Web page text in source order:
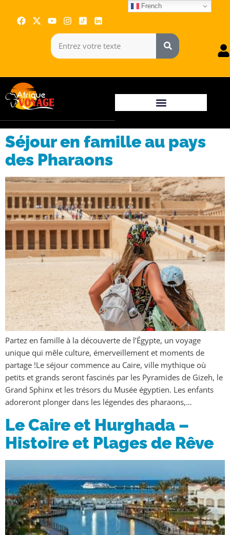
Séjour en famille au pays
des Pharaons
Partez en famille à la découverte de l’Égypte, un voyage
unique qui mêle culture, émerveillement et moments de
partage !Le séjour commence au Caire, ville mythique où
petits et grands seront fascinés par les Pyramides de Gizeh, le
Grand Sphinx et les trésors du Musée égyptien. Les enfants
adoreront plonger dans les légendes des pharaons,…
Le Caire et Hurghada –
Histoire et Plages de Rêve
French